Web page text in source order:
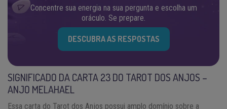
Concentre sua energia na sua pergunta e escolha um
oráculo. Se prepare.
DESCUBRA AS RESPOSTAS
SIGNIFICADO DA CARTA 23 DO TAROT DOS ANJOS –
ANJO MELAHAEL
Essa carta do Tarot dos Anjos possui amplo domínio sobre a